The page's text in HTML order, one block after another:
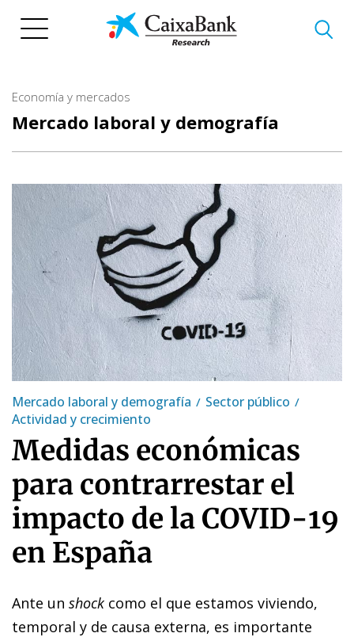
Economía y mercados
Mercado laboral y demografía
Mercado laboral y demografía
Sector público
Actividad y crecimiento
Medidas económicas
para contrarrestar el
impacto de la COVID-19
en España
Ante un shock como el que estamos viviendo,
temporal y de causa externa, es importante